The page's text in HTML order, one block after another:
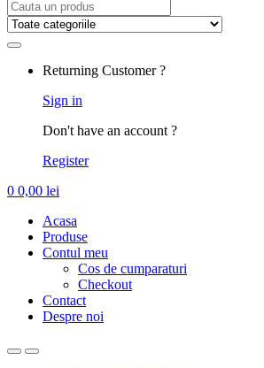
Returning Customer ?
Sign in
Don't have an account ?
Register
0 0,00 lei
Acasa
Produse
Contul meu
Cos de cumparaturi
Checkout
Contact
Despre noi